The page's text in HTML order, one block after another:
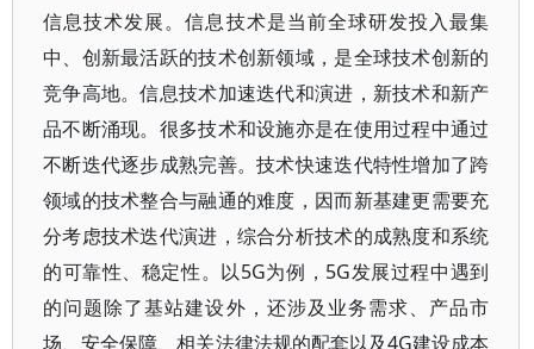
信息技术发展。信息技术是当前全球研发投入最集
中、创新最活跃的技术创新领域，是全球技术创新的
竞争高地。信息技术加速迭代和演进，新技术和新产
品不断涌现。很多技术和设施亦是在使用过程中通过
不断迭代逐步成熟完善。技术快速迭代特性增加了跨
领域的技术整合与融通的难度，因而新基建更需要充
分考虑技术迭代演进，综合分析技术的成熟度和系统
的可靠性、稳定性。以5G为例，5G发展过程中遇到
的问题除了基站建设外，还涉及业务需求、产品市
场、安全保障、相关法律法规的配套以及4G建设成本